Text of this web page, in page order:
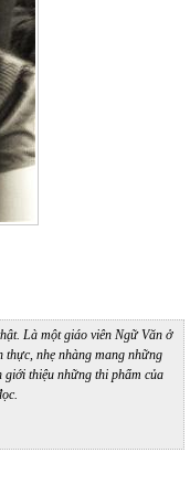
Là một giáo viên Ngữ Văn ở
thực, nhẹ nhàng mang những
thiệu những thi phẩm của